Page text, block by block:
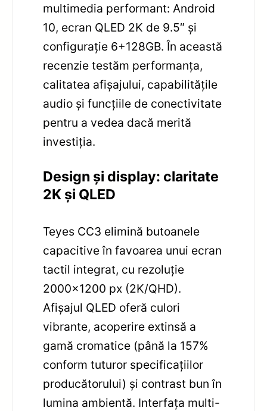
multimedia performant: Android
10, ecran QLED 2K de 9.5″ și
configurație 6+128GB. În această
recenzie testăm performanța,
calitatea afișajului, capabilitățile
audio și funcțiile de conectivitate
pentru a vedea dacă merită
investiția.
Design și display: claritate
2K și QLED
Teyes CC3 elimină butoanele
capacitive în favoarea unui ecran
tactil integrat, cu rezoluție
2000×1200 px (2K/QHD).
Afișajul QLED oferă culori
vibrante, acoperire extinsă a
gamă cromatice (până la 157%
conform tuturor specificațiilor
producătorului) și contrast bun în
lumina ambientă. Interfața multi-